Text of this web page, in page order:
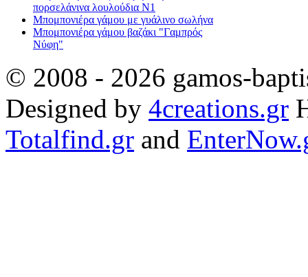
πορσελάνινα λουλούδια Ν1
Μπομπονιέρα γάμου με γυάλινο σωλήνα
Μπομπονιέρα γάμου βαζάκι "Γαμπρός
Νύφη"
© 2008 - 2026 gamos-
Designed by 4creations.gr
Totalfind.gr and